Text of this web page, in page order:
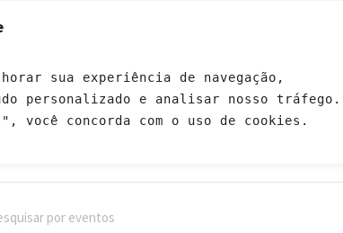
sua experiência de navegação,
personalizado e analisar nosso tráfego.
você concorda com o uso de cookies.
QUEM SOMOS AGENDA EVENTOS